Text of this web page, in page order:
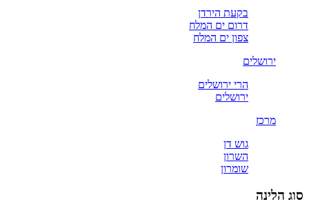
בקעת הירדן
דרום ים המלח
צפון ים המלח
ירושלים
הרי ירושלים
ירושלים
מרכז
גוש דן
השרון
שומרון
סוג הלינה